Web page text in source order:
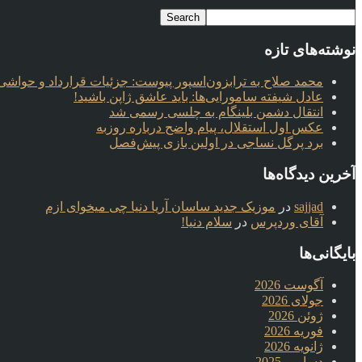
نوشته‌های تازه
محمد صلاح به ترابزون‌اسپور پیوست: جزئیات قرارداد و حواشی
عادل شیفته سامورایی‌ها: باید عاشق ژاپن باشید!
انتقال دشمن بلینگام به چلسی رسمی شد
عکس اول استقلال، پیام واضح درباره روزبه
برد پرگل نساجی در اولین بازی پیش‌فصل
آخرین دیدگاه‌ها
sajjad در موزیک جدید ساسان آریا دنیا چی میخوای ازم
آقای وردپرس در سلام دنیا!
بایگانی‌ها
آگوست 2026
جولای 2026
ژوئن 2026
فوریه 2026
ژانویه 2026